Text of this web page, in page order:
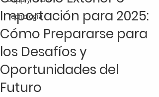
Tecnología
Importación para 2025:
Cómo Prepararse para
los Desafíos y
Oportunidades del
Futuro